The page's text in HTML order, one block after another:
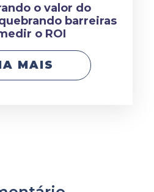
o valor do
barreiras
o ROI
MAIS